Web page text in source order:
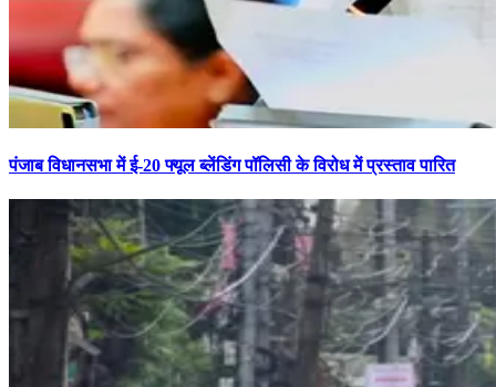
पंजाब विधानसभा में ई-20 फ्यूल ब्लेंडिंग पॉलिसी के विरोध में प्रस्ताव पारित